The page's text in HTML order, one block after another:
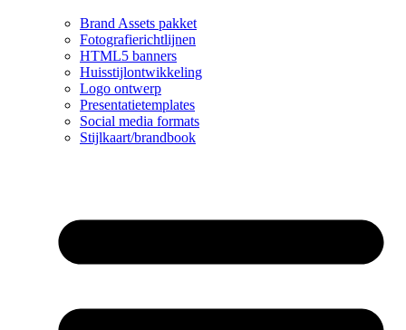
Brand Assets pakket
Fotografierichtlijnen
HTML5 banners
Huisstijlontwikkeling
Logo ontwerp
Presentatietemplates
Social media formats
Stijlkaart/brandbook